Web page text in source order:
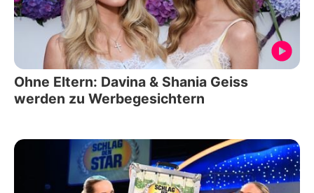
Ohne Eltern: Davina & Shania Geiss
werden zu Werbegesichtern